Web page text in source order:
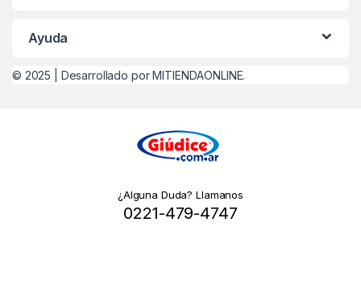
Ayuda
© 2025 | Desarrollado por MITIENDAONLINE.
¿Alguna Duda? Llamanos
0221-479-4747